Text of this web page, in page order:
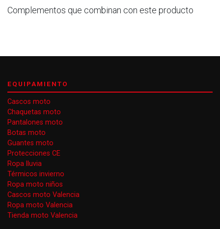
Complementos que combinan con este producto
EQUIPAMIENTO
Cascos moto
Chaquetas moto
Pantalones moto
Botas moto
Guantes moto
Protecciones CE
Ropa lluvia
Térmicos invierno
Ropa moto niños
Cascos moto Valencia
Ropa moto Valencia
Tienda moto Valencia